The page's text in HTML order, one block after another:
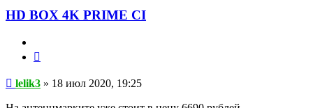
HD BOX 4K PRIME CI
Сообщение
lelik3 » 18 июл 2020, 19:25